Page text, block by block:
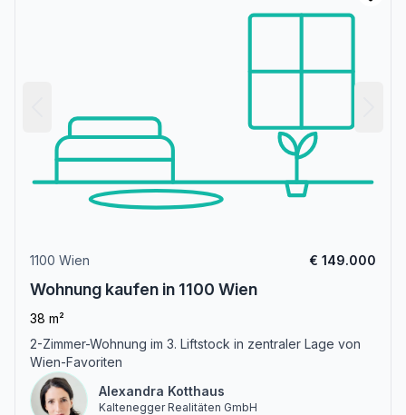
1100 Wien € 149.000
Wohnung kaufen in 1100 Wien
38 m²
2-Zimmer-Wohnung im 3. Liftstock in zentraler Lage von
Wien-Favoriten
Alexandra Kotthaus
Kaltenegger Realitäten GmbH